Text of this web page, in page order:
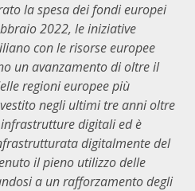
la spesa dei fondi europei
2022, le iniziative
con le risorse europee
un avanzamento di oltre il
regioni europee più
negli ultimi tre anni oltre
digitali ed è
digitalmente del
il pieno utilizzo delle
a un rafforzamento degli